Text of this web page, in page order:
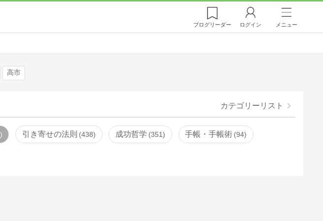
ブログリーダー ログイン メニュー
高市
カテゴリーリスト
引き寄せの法則 438 成功哲学 351 手帳・手帳術 94